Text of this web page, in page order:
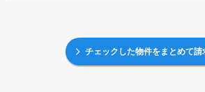
チェックした物件をまとめて請